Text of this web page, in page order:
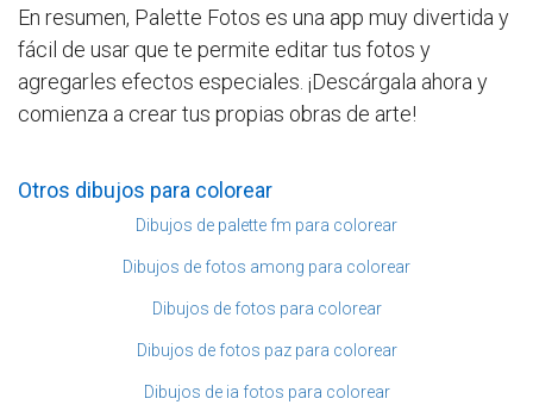
En resumen, Palette Fotos es una app muy divertida y
fácil de usar que te permite editar tus fotos y
agregarles efectos especiales. ¡Descárgala ahora y
comienza a crear tus propias obras de arte!
Otros dibujos para colorear
Dibujos de palette fm para colorear
Dibujos de fotos among para colorear
Dibujos de fotos para colorear
Dibujos de fotos paz para colorear
Dibujos de ia fotos para colorear